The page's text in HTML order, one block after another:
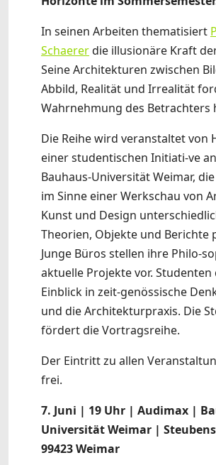
In seinen Arbeiten thematisiert
Schaererdie illusionäre Kraft
Seine Architekturen zwischen
Abbild, Realität und Irrealität
Wahrnehmung des Betrachters
Die Reihe wird veranstaltet von
einer studentischen Initiati-ve
Bauhaus-Universität Weimar,
im Sinne einer Werkschau von
Kunst und Design
Theorien, Objekte und Berichte
Junge Büros stellen ihre Philo-
aktuelle Projekte vor. Studenten
Einblick in zeit-genössische
und die Architekturpraxis. Die
fördert die Vortragsreihe.
Der Eintritt zu allen
frei.
7. Juni | 19 Uhr | Audimax |
Universität Weimar |
99423 Weimar